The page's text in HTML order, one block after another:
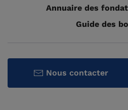
Annuaire des
Guide des
Nous contacter